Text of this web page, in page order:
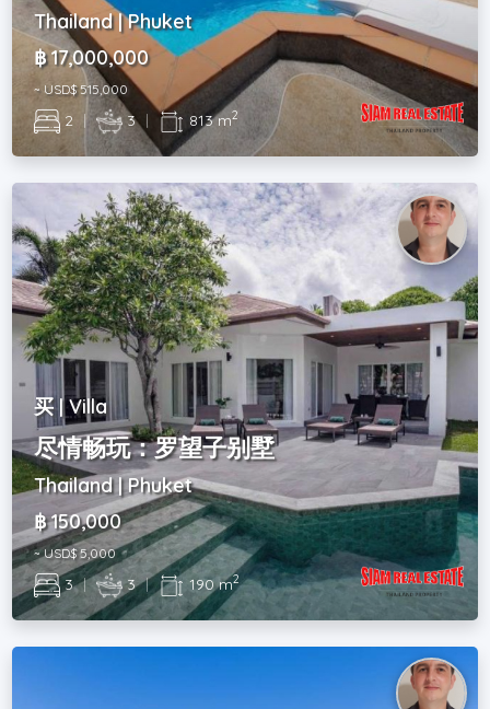
Thailand | Phuket
฿ 17,000,000
~ USD$ 515,000
2 | 3 | 813 m2
买 | Villa
尽情畅玩：罗望子别墅
Thailand | Phuket
฿ 150,000
~ USD$ 5,000
3 | 3 | 190 m2